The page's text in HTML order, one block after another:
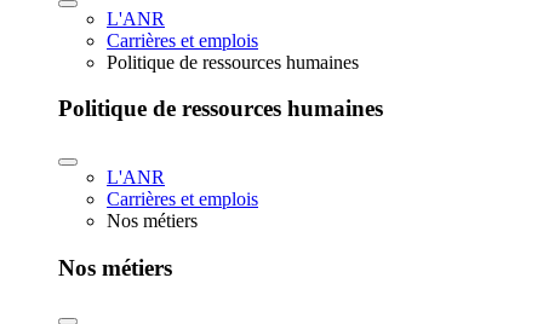
L'ANR
Carrières et emplois
Politique de ressources humaines
Politique de ressources humaines
L'ANR
Carrières et emplois
Nos métiers
Nos métiers